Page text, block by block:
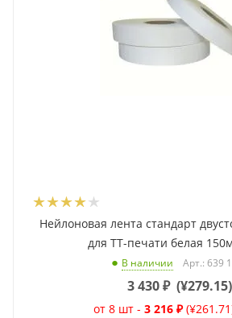
Нейлоновая лента стандарт
для ТТ-печати белая
В наличии Арт.: 639
3 430₽ (¥279.15)
от 8 шт - 3 216 ₽